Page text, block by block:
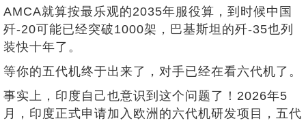
AMCA就算按最乐观的2035年服役算，到时候中国
歼-20可能已经突破1000架，巴基斯坦的歼-35也列
装快十年了。
等你的五代机终于出来了，对手已经在看六代机了。
事实上，印度自己也意识到这个问题了！2026年5
月，印度正式申请加入欧洲的六代机研发项目，五代